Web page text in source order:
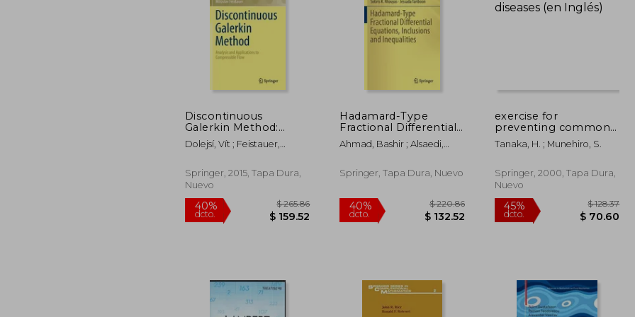
dcto. $ 114.52 dcto. $ 168.52
Discontinuous
Galerkin Method:
Analysis And
Applications To
(springer Series In
Computational
Inglés)
Dolejsí, Vít ; Feistauer,
Springer, 2015, Tapa Dura,
Nuevo
Hadamard-Type
Fractional Differential
Equations, Inclusions
and Inequalities (en
Ahmad, Bashir ; Alsaedi,
Springer, Tapa Dura, Nuevo
exercise for
preventing common
diseases (en Inglés)
Tanaka, H. ; Munehiro, S.
Springer, 2000, Tapa Dura,
Nuevo